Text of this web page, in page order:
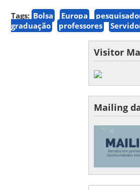
Tags: Bolsa Europa
graduação
professores
Visitor
Mailing